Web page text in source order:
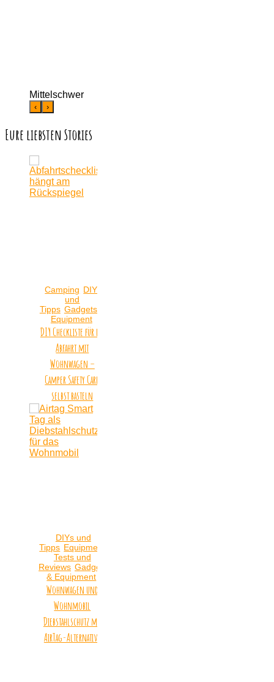
Mittelschwer
‹ ›
Eure liebsten Stories
Camping DIYs
und
Tipps Gadgets &
Equipment
DIY Checkliste für die
Abfahrt mit
Wohnwagen –
Camper Safety Card
selbst basteln
DIYs und
Tipps Equipment
Tests und
Reviews Gadgets
& Equipment
Wohnwagen und
Wohnmobil
Diebstahlschutz mit
AirTag-Alternative